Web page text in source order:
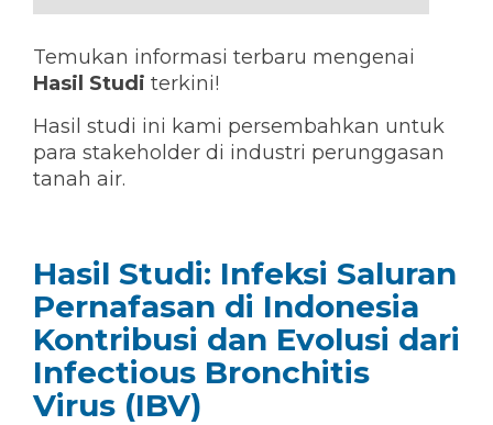
KNOWLEDGE HUB
Ceva Seluruh Dunia
Temukan informasi terbaru mengenai
Hasil Studi terkini!
Hasil studi ini kami persembahkan untuk
para stakeholder di industri perunggasan
tanah air.
Hasil Studi: Infeksi Saluran
Pernafasan di Indonesia
Kontribusi dan Evolusi dari
Infectious Bronchitis
Virus (IBV)